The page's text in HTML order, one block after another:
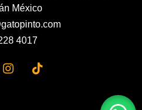
México
4017